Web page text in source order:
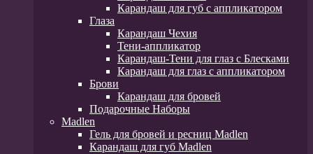
Карандаш для губ с аппликатором
Глаза
Карандаш Чехия
Тени-аппликатор
Карандаш-Тени для глаз с Блесками
Карандаш для глаз с аппликатором
Брови
Карандаш для бровей
Подарочные Наборы
Madlen
Гель для бровей и ресниц Madlen
Карандаш для губ Madlen